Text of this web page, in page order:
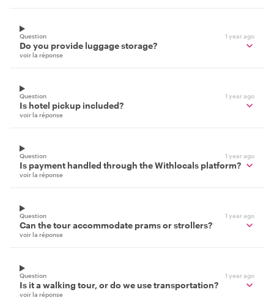
Question 1 year ago
Do you provide luggage storage?
voir la réponse
Question 1 year ago
Is hotel pickup included?
voir la réponse
Question 1 year ago
Is payment handled through the Withlocals platform?
voir la réponse
Question 1 year ago
Can the tour accommodate prams or strollers?
voir la réponse
Question 1 year ago
Is it a walking tour, or do we use transportation?
voir la réponse